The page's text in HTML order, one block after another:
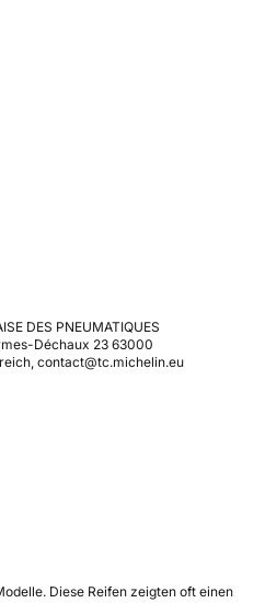
DES PNEUMATIQUES
Déchaux 23 63000
contact@tc.michelin.eu
Diese Reifen zeigten oft einen